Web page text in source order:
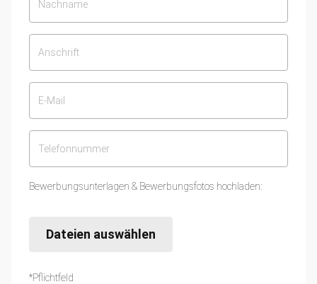
Bewerbungsunterlagen & Bewerbungsfotos hochladen:
Dateien auswählen
*Pflichtfeld